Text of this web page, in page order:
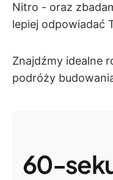
Nitro - oraz
lepiej odpowiadać
Znajdźmy idealne
podróży
60-